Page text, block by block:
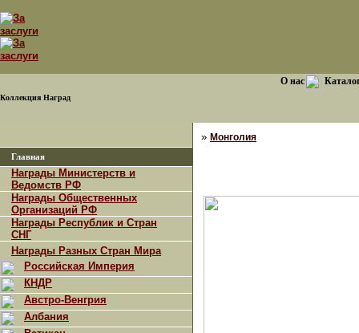
Коллекция Наград
О нас
Главная
Награды Министерств и
Ведомств РФ
Награды Общественных
Организаций РФ
Награды Республик и Стран
СНГ
Награды Разных Стран Мира
Российская Империя
КНДР
Австро-Венгрия
Албания
» Монголия